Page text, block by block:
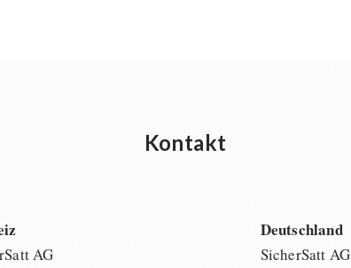
Kontakt
AG
Deutschland
SicherSatt AG